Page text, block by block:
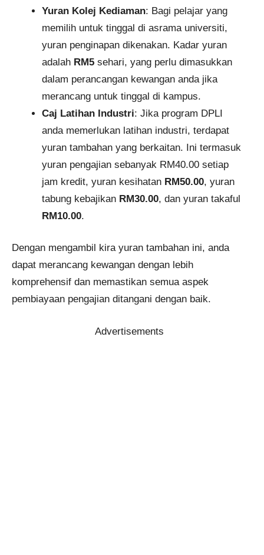
Yuran Kolej Kediaman: Bagi pelajar yang
memilih untuk tinggal di asrama universiti,
yuran penginapan dikenakan. Kadar yuran
adalah RM5 sehari, yang perlu dimasukkan
dalam perancangan kewangan anda jika
merancang untuk tinggal di kampus.
Caj Latihan Industri: Jika program DPLI
anda memerlukan latihan industri, terdapat
yuran tambahan yang berkaitan. Ini termasuk
yuran pengajian sebanyak RM40.00 setiap
jam kredit, yuran kesihatan RM50.00, yuran
tabung kebajikan RM30.00, dan yuran takaful
RM10.00.
Dengan mengambil kira yuran tambahan ini, anda
dapat merancang kewangan dengan lebih
komprehensif dan memastikan semua aspek
pembiayaan pengajian ditangani dengan baik.
Advertisements